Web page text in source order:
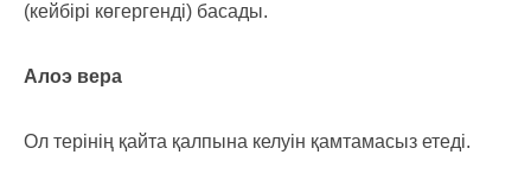
(кейбірі көгергенді) басады.
Алоэ вера
Ол терінің қайта қалпына келуін қамтамасыз етеді.